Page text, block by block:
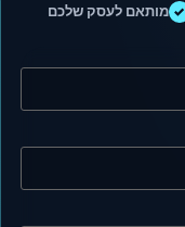
✓ מותאם לעסק שלכם